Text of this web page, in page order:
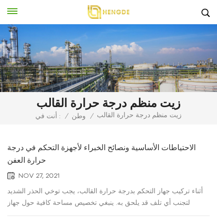
زيت منظم درجة حرارة القالب
أنت في : / وطن / زيت منظم درجة حرارة القالب
الاحتياطات الأساسية ونصائح الخبراء لأجهزة التحكم في درجة
حرارة العفن
NOV 27, 2021
أثناء تركيب جهاز التحكم بدرجة حرارة القالب، يجب توخي الحذر الشديد
لتجنب أي تلف قد يلحق به. ينبغي تخصيص مساحة كافية حول جهاز
التحكم بدرجة حرارة القالب بطريقة مدروسة لضمان سهولة الوصول إليه